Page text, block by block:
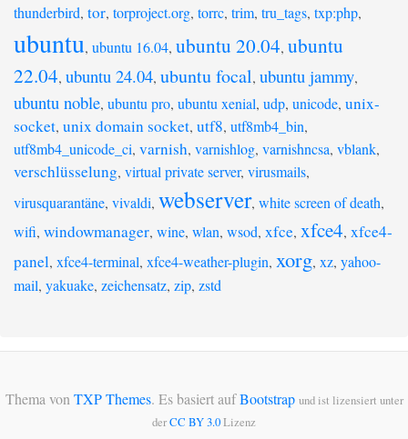
thunderbird, tor, torproject.org, torrc, trim, tru_tags, txp:php,
ubuntu, ubuntu 16.04, ubuntu 20.04, ubuntu
22.04, ubuntu 24.04, ubuntu focal, ubuntu jammy,
ubuntu noble, ubuntu pro, ubuntu xenial, udp, unicode, unix-
socket, unix domain socket, utf8, utf8mb4_bin,
utf8mb4_unicode_ci, varnish, varnishlog, varnishncsa, vblank,
verschlüsselung, virtual private server, virusmails,
virusquarantäne, vivaldi, webserver, white screen of death,
wifi, windowmanager, wine, wlan, wsod, xfce, xfce4, xfce4-
panel, xfce4-terminal, xfce4-weather-plugin, xorg, xz, yahoo-
mail, yakuake, zeichensatz, zip, zstd
Thema von TXP Themes. Es basiert aufBootstrap und ist lizensiert unter
derCC BY 3.0Lizenz